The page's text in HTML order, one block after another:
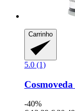
Carrinho
5.0 (1)
Cosmoveda
-40%